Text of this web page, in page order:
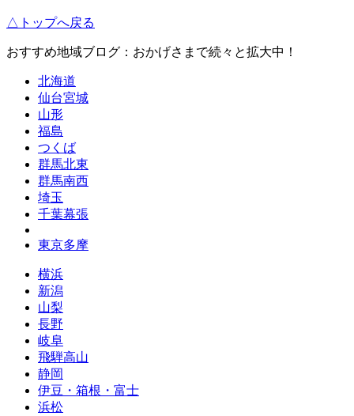
△トップへ戻る
おすすめ地域ブログ：おかげさまで続々と拡大中！
北海道
仙台宮城
山形
福島
つくば
群馬北東
群馬南西
埼玉
千葉幕張
東京多摩
横浜
新潟
山梨
長野
岐阜
飛騨高山
静岡
伊豆・箱根・富士
浜松